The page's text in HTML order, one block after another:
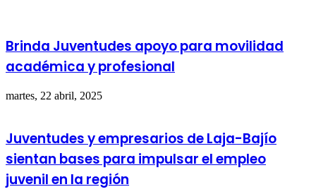
Brinda Juventudes apoyo para movilidad
académica y profesional
martes, 22 abril, 2025
Juventudes y empresarios de Laja-Bajío
sientan bases para impulsar el empleo
juvenil en la región